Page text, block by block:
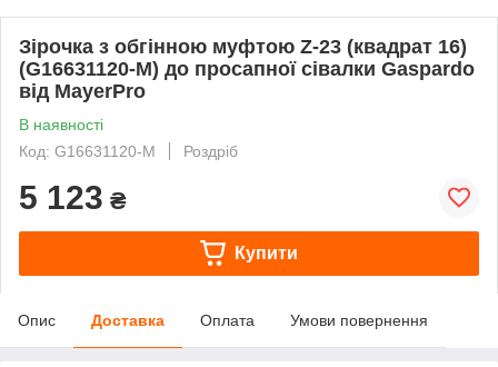
Зірочка з обгінною муфтою Z-23 (квадрат 16)
(G16631120-M) до просапної сівалки Gaspardo
від MayerPro
В наявності
Код: G16631120-M
Роздріб
5 123 ₴
Купити
Опис Доставка Оплата Умови повернення